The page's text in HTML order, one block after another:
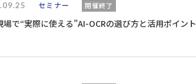
セミナー 開催終了
場で“実際に使える”AI-OCRの選び方と活用ポイント